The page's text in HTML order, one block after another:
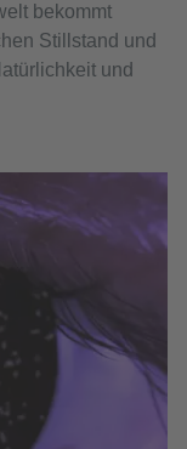
bekommt
Stillstand und
und